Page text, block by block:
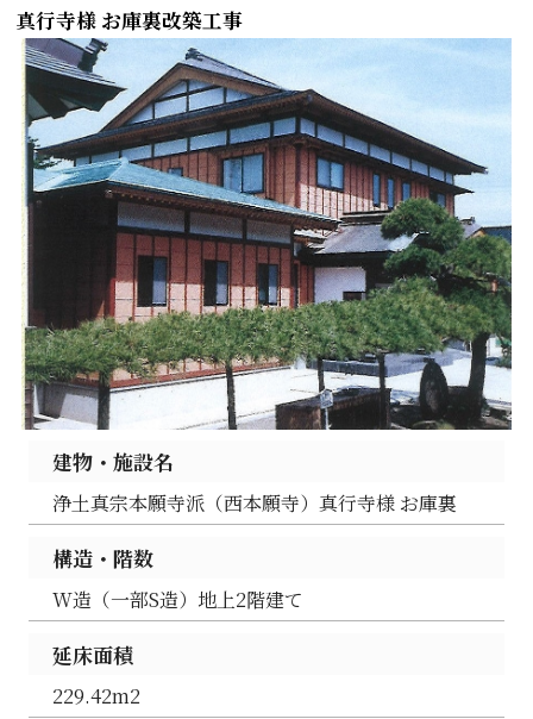
真行寺様 お庫裏改築工事
建物・施設名
浄土真宗本願寺派（西本願寺）真行寺様 お庫裏
構造・階数
W造（一部S造）地上2階建て
延床面積
229.42m2